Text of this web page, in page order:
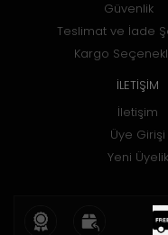
Güvenlik
Teslimat ve İade
Kargo
İLETİŞİM
İletişim
Üye Girişi
Yeni Üyelik